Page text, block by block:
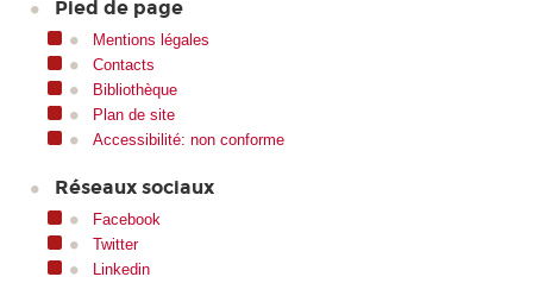
Pied de page
Mentions légales
Contacts
Bibliothèque
Plan de site
Accessibilité: non conforme
Réseaux sociaux
Facebook
Twitter
Linkedin